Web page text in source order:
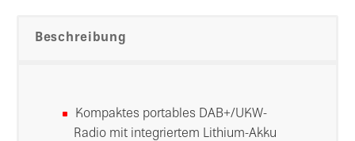
Beschreibung
Kompaktes portables DAB+/UKW-
Radio mit integriertem Lithium-Akku